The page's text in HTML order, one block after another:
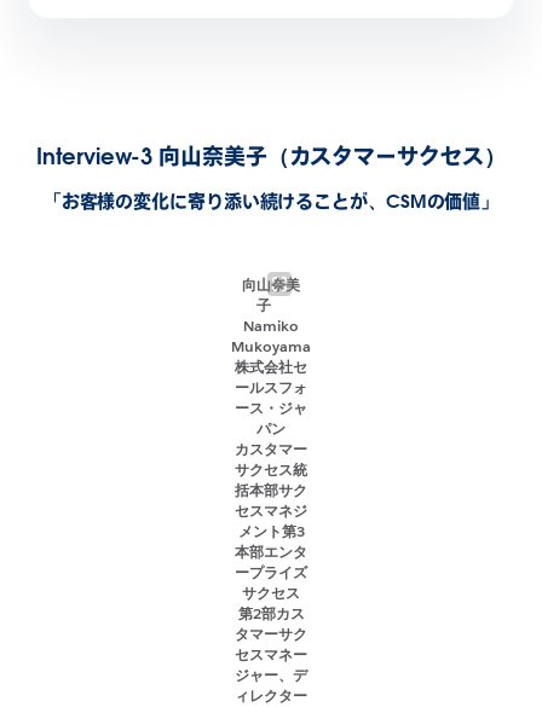
Interview-3 向山奈美子（カスタマーサクセス）
「お客様の変化に寄り添い続けることが、CSMの価値」
向山奈美
子
Namiko
Mukoyama
株式会社セ
ールスフォ
ース・ジャ
パン
カスタマー
サクセス統
括本部サク
セスマネジ
メント第3
本部エンタ
ープライズ
サクセス
第2部カス
タマーサク
セスマネー
ジャー、デ
ィレクター